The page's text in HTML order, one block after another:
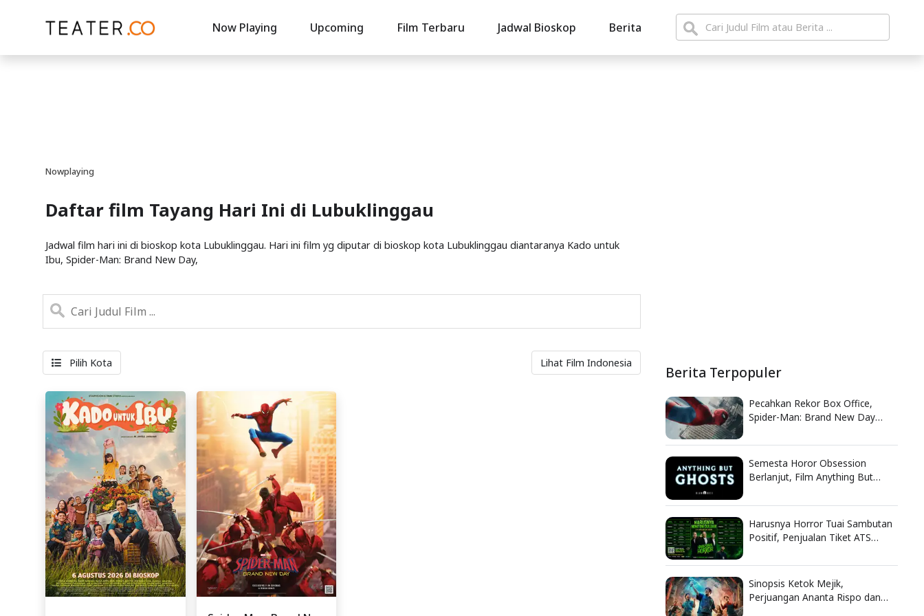
Now Playing Upcoming Film Terbaru Jadwal Bioskop Berita
Nowplaying
Daftar film Tayang Hari Ini di Lubuklinggau
Jadwal film hari ini di bioskop kota Lubuklinggau. Hari ini film yg diputar di bioskop kota Lubuklinggau diantaranya Kado untuk
Ibu, Spider-Man: Brand New Day,
Pilih Kota Lihat Film Indonesia
Berita Terpopuler
Pecahkan Rekor Box Office,
Spider-Man: Brand New Day
Semesta Horor Obsession
Berlanjut, Film Anything But
Nikki
Harusnya Horror Tuai Sambutan
Positif, Penjualan Tiket ATS
Sinopsis Ketok Mejik,
Perjuangan Ananta Rispo dan